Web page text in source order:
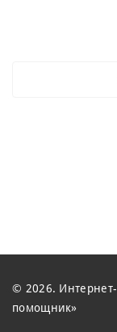
© 2026. Интернет-
помощник»